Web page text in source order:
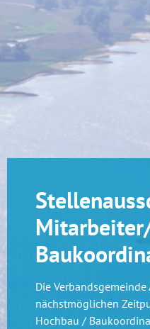
Die
nächstmöglichen
Hochbau /